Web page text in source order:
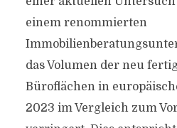
einem renommierten
das Volumen der neu
Büroflächen in
2023 im Vergleich zum